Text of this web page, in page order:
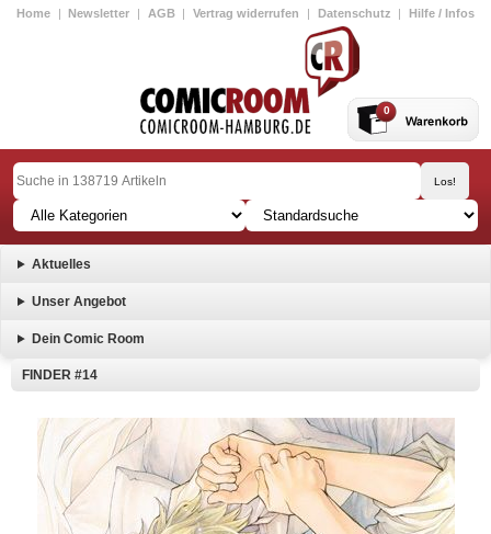
Home | Newsletter | AGB | Vertrag widerrufen | Datenschutz | Hilfe / Infos
0
Aktuelles
Unser Angebot
Dein Comic Room
FINDER #14